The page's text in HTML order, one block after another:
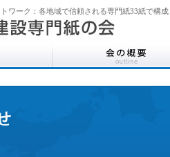
ワーク：各地域で信頼される専門紙33紙で構成